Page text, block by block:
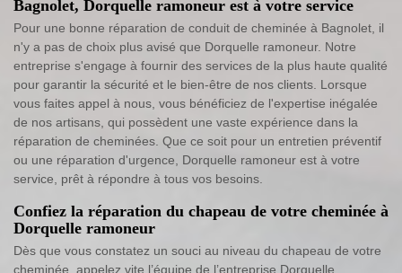
Bagnolet, Dorquelle ramoneur est à votre service
Pour une bonne réparation de conduit de cheminée à Bagnolet, il
n'y a pas de choix plus avisé que Dorquelle ramoneur. Notre
entreprise s'engage à fournir des services de la plus haute qualité
pour garantir la sécurité et le bien-être de nos clients. Lorsque
vous faites appel à nous, vous bénéficiez de l'expertise inégalée
de nos artisans, qui possèdent une vaste expérience dans la
réparation de cheminées. Que ce soit pour un entretien préventif
ou une réparation d'urgence, Dorquelle ramoneur est à votre
service, prêt à répondre à tous vos besoins.
Confiez la réparation du chapeau de votre cheminée à
Dorquelle ramoneur
Dès que vous constatez un souci au niveau du chapeau de votre
cheminée, appelez vite l’équipe de l’entreprise Dorquelle